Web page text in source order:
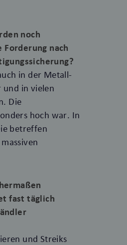
noch
nach
in der Metall-
und in vielen
Die
hoch war. In
betreffen
fast täglich
und Streiks